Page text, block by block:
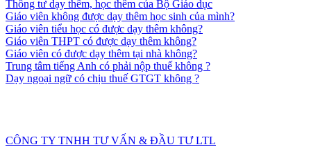
Thông tư dạy thêm, học thêm của Bộ Giáo dục
Giáo viên không được dạy thêm học sinh của mình?
Giáo viên tiểu học có được dạy thêm không?
Giáo viên THPT có được dạy thêm không?
Giáo viên có được dạy thêm tại nhà không?
Trung tâm tiếng Anh có phải nộp thuế không ?
Dạy ngoại ngữ có chịu thuế GTGT không ?
CÔNG TY TNHH TƯ VẤN & ĐẦU TƯ LTL